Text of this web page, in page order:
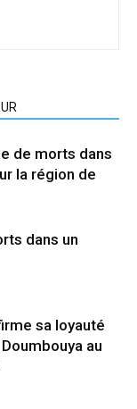
de morts dans
la région de
dans un
sa loyauté
au